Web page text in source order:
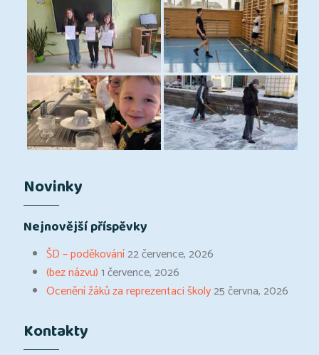
Novinky
Nejnovější příspěvky
ŠD – poděkování22 července, 2026
(bez názvu)1 července, 2026
Ocenění žáků za reprezentaci školy25 června, 2026
Kontakty